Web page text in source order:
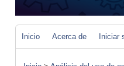
Inicio Acerca de Iniciar